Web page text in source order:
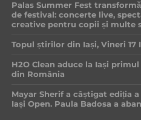
Palas Summer Fest
de festival: concerte live,
creative pentru copii și multe
Topul știrilor din Iași, Vineri 17
H2O Clean aduce la Iași
din România
Mayar Sherif a câștigat ediția
Iași Open. Paula Badosa a